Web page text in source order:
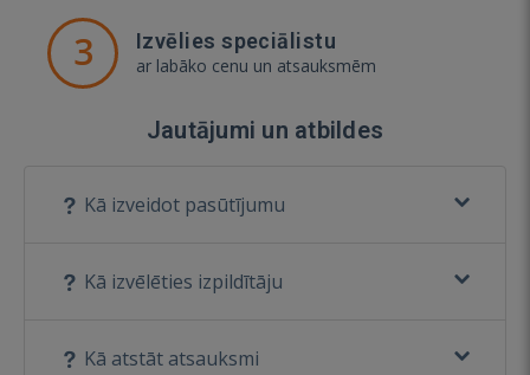
3 Izvēlies speciālistu
ar labāko cenu un atsauksmēm
Jautājumi un atbildes
Kā izveidot pasūtījumu
Kā izvēlēties izpildītāju
Kā atstāt atsauksmi